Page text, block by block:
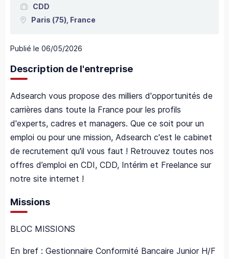
CDD
Paris (75), France
Publié le 06/05/2026
Description de l'entreprise
Adsearch vous propose des milliers d'opportunités de
carrières dans toute la France pour les profils
d'experts, cadres et managers. Que ce soit pour un
emploi ou pour une mission, Adsearch c'est le cabinet
de recrutement qu'il vous faut ! Retrouvez toutes nos
offres d’emploi en CDI, CDD, Intérim et Freelance sur
notre site internet !
Missions
BLOC MISSIONS
En bref : Gestionnaire Conformité Bancaire Junior H/F